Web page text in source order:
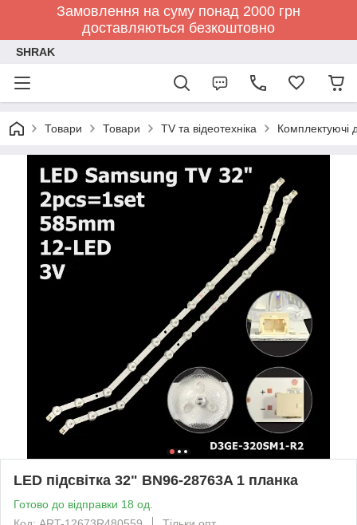
Замовлення на суму понад 2000 грн
доставляються безкоштовно
SHRAK
Товари Товари TV та відеотехніка Комплектуючі
LED підсвітка 32" BN96-28763A 1 планка
Готово до відправки 18 од.